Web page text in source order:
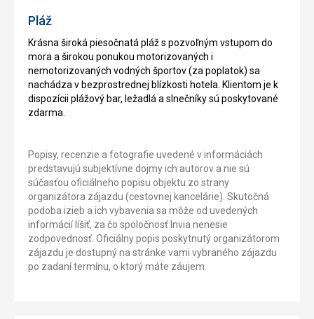
Pláž
Krásna široká piesočnatá pláž s pozvoľným vstupom do
mora a širokou ponukou motorizovaných i
nemotorizovaných vodných športov (za poplatok) sa
nachádza v bezprostrednej blízkosti hotela. Klientom je k
dispozícii plážový bar, ležadlá a slnečníky sú poskytované
zdarma.
Popisy, recenzie a fotografie uvedené v informáciách
predstavujú subjektívne dojmy ich autorov a nie sú
súčasťou oficiálneho popisu objektu zo strany
organizátora zájazdu (cestovnej kancelárie). Skutočná
podoba izieb a ich vybavenia sa môže od uvedených
informácií líšiť, za čo spoločnosť Invia nenesie
zodpovednosť. Oficiálny popis poskytnutý organizátorom
zájazdu je dostupný na stránke vami vybraného zájazdu
po zadaní termínu, o ktorý máte záujem.